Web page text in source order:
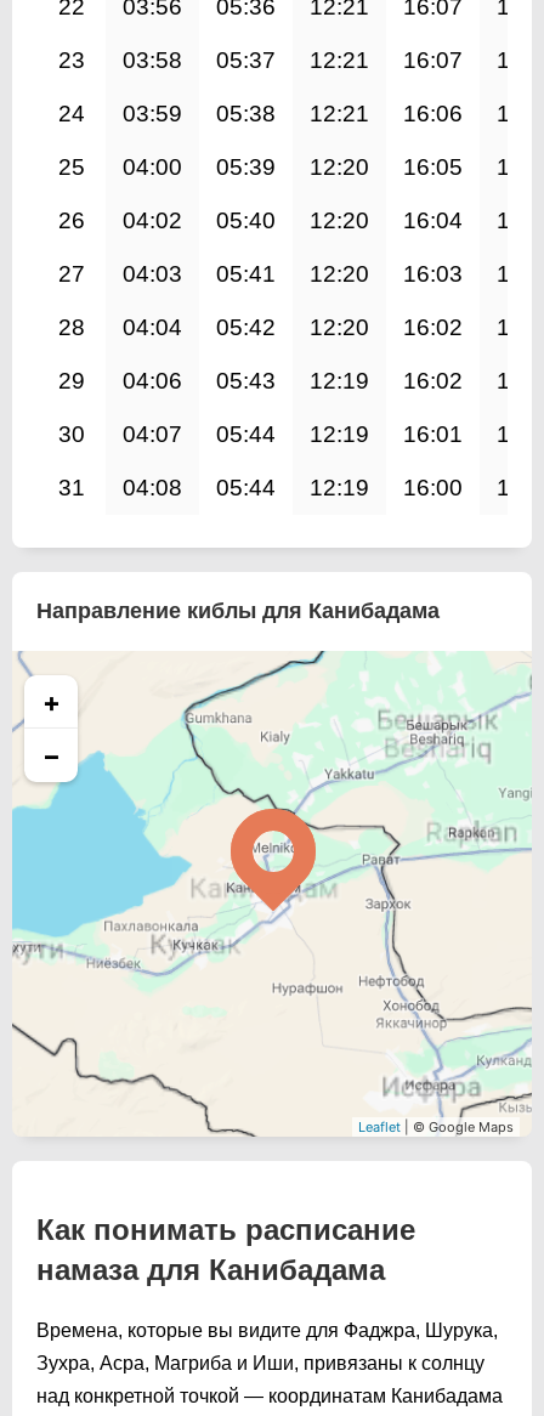
22 03:56 05:36 12:21 16:07
23 03:58 05:37 12:21 16:07
24 03:59 05:38 12:21 16:06
25 04:00 05:39 12:20 16:05
26 04:02 05:40 12:20 16:04
27 04:03 05:41 12:20 16:03
28 04:04 05:42 12:20 16:02
29 04:06 05:43 12:19 16:02
30 04:07 05:44 12:19 16:01
31 04:08 05:44 12:19 16:00
Направление киблы для Канибадама
+
−
Leaflet | © Google Maps
Как понимать расписание
намаза для Канибадама
Времена, которые вы видите для Фаджра, Шурука,
Зухра, Асра, Магриба и Иши, привязаны к солнцу
над конкретной точкой — координатам Канибадама